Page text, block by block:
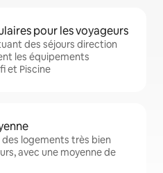
pour les voyageurs
des séjours direction
les équipements
et Piscine
logements très bien
avec une moyenne de